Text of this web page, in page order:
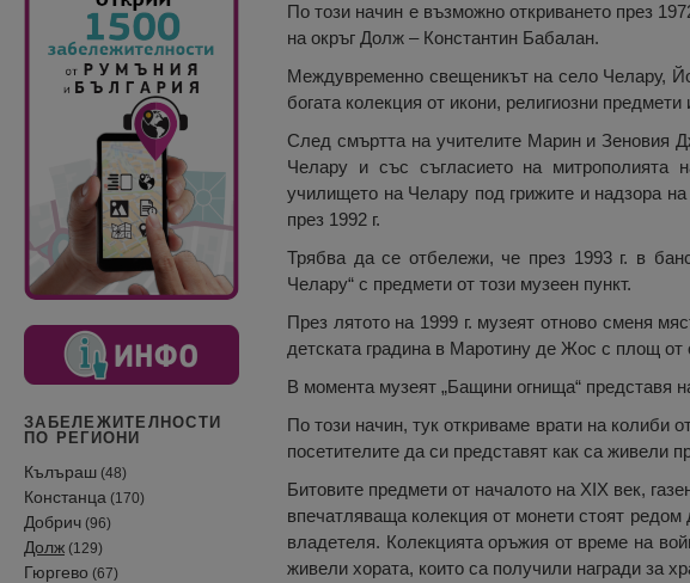
ЗАБЕЛЕЖИТЕЛНОСТИ
ПО РЕГИОНИ
Кълъраш (48)
Констанца (170)
Добрич (96)
Долж (129)
Гюргево (67)
По този начин е възможно откриването през
на окръг Долж – Константин Бабалан.
Междувременно свещеникът на село Челару,
богата колекция от икони, религиозни
След смъртта на учителите Марин и Зеновия
Челару и със съгласието на митрополията
училището на Челару под грижите и надзора
през 1992 г.
Трябва да се отбележи, че през 1993 г. в
Челару“ с предмети от този музеен пункт.
През лятото на 1999 г. музеят отново сменя
детската градина в Маротину де Жос с площ от
В момента музеят „Бащини огнища“ представя
По този начин, тук откриваме врати на колиби
посетителите да си представят как са живели
Битовите предмети от началото на XIX век,
впечатляваща колекция от монети стоят редом
владетеля. Колекцията оръжия от време на
живели хората, които са получили награди за